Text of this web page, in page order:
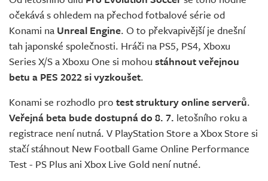
Živě
očekává s ohledem na přechod fotbalové série od
Konami na Unreal Engine. O to překvapivější je dnešní
tah japonské společnosti. Hráči na PS5, PS4, Xboxu
Series X/S a Xboxu One si mohou stáhnout veřejnou
betu a PES 2022 si vyzkoušet.
Konami se rozhodlo pro test struktury online serverů.
Veřejná beta bude dostupná do 8. 7. letošního roku a
registrace není nutná. V PlayStation Store a Xbox Store si
stačí stáhnout New Football Game Online Performance
Test - PS Plus ani Xbox Live Gold není nutné.